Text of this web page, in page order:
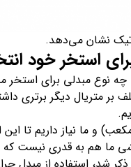
نشان می‌دهد.
استخر خود
چه نوع مبدلی برای
بر متریال دیگر برتری
ما هم به قدری نیست که